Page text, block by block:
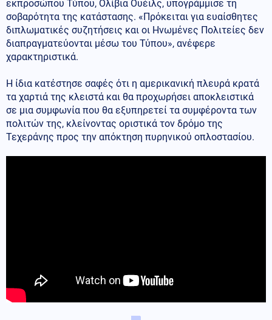
εκπροσώπου Τύπου, Ολίβια Ουέιλς, υπογράμμισε τη
σοβαρότητα της κατάστασης. «Πρόκειται για ευαίσθητες
διπλωματικές συζητήσεις και οι Ηνωμένες Πολιτείες δεν
διαπραγματεύονται μέσω του Τύπου», ανέφερε
χαρακτηριστικά.
Η ίδια κατέστησε σαφές ότι η αμερικανική πλευρά κρατά
τα χαρτιά της κλειστά και θα προχωρήσει αποκλειστικά
σε μια συμφωνία που θα εξυπηρετεί τα συμφέροντα των
πολιτών της, κλείνοντας οριστικά τον δρόμο της
Τεχεράνης προς την απόκτηση πυρηνικού οπλοστασίου.